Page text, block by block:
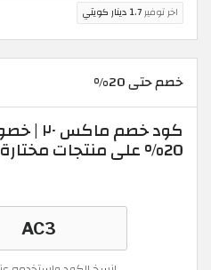
اخر توفير1.7 دينار كويتي
خصم حتى 20%
كود
20% على منتجات مختارة